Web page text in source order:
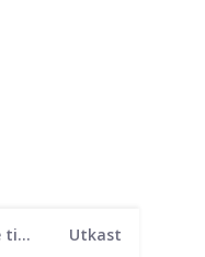
Sider som ikke har lenke til seg Utkast